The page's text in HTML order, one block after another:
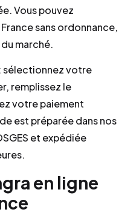
Vous pouvez
sans ordonnance,
marché.
sélectionnez votre
remplissez le
votre paiement
est préparée dans nos
et expédiée
en ligne